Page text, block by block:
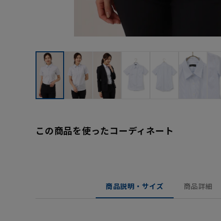
この商品を使ったコーディネート
商品説明・サイズ 商品詳細